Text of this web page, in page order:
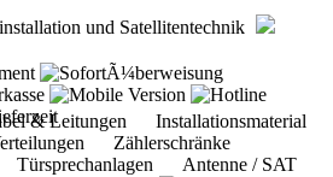
und Satellitentechnik
& Leitungen Installationsmaterial
Zählerschränke
Türsprechanlagen Antenne / SAT